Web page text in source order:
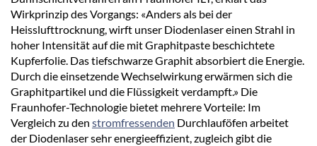
Wirkprinzip des Vorgangs: «Anders als bei der
Heisslufttrocknung, wirft unser Diodenlaser einen Strahl in
hoher Intensität auf die mit Graphitpaste beschichtete
Kupferfolie. Das tiefschwarze Graphit absorbiert die Energie.
Durch die einsetzende Wechselwirkung erwärmen sich die
Graphitpartikel und die Flüssigkeit verdampft.» Die
Fraunhofer-Technologie bietet mehrere Vorteile: Im
Vergleich zu den stromfressenden Durchlauföfen arbeitet
der Diodenlaser sehr energieeffizient, zugleich gibt die